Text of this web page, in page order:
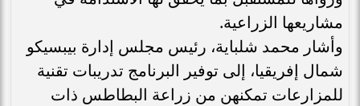
مشاريعها الزراعية.
وأشار محمد شلباية، رئيس مجلس إدارة بيبسيكو
شمال إفريقيا، إلى توفير البرنامج تدريبات تقنية
للمزارعات تمكنهن من زراعة البطاطس ذات